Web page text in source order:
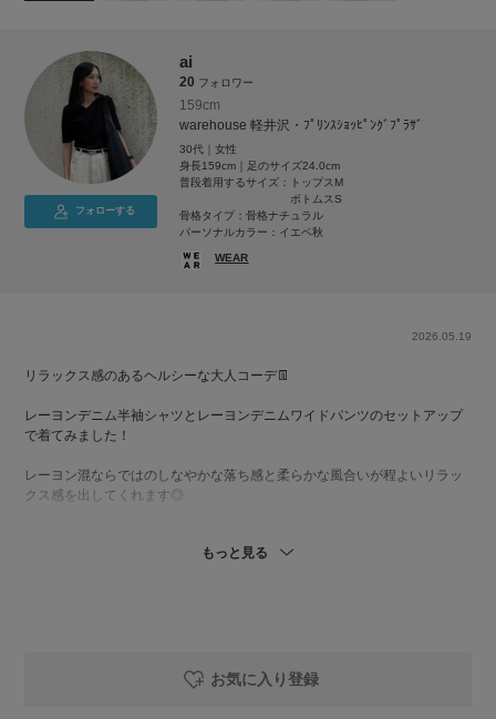
フォローする
ai
20 フォロワー
159cm
warehouse 軽井沢・ﾌﾟﾘﾝｽｼｮｯﾋﾟﾝｸﾞﾌﾟﾗｻﾞ
30代｜女性
身長159cm｜足のサイズ24.0cm
普段着用するサイズ：
トップスM
ボトムスS
骨格タイプ：骨格ナチュラル
パーソナルカラー：イエベ秋
WEAR
2026.05.19
リラックス感のあるヘルシーな大人コーデ👖
レーヨンデニム半袖シャツとレーヨンデニムワイドパンツのセットアップ
で着てみました！
レーヨン混ならではのしなやかな落ち感と柔らかな風合いが程よいリラッ
クス感を出してくれます◎
短丈なのでスタイルアップ効果があり
もっと見る
お気に入り登録